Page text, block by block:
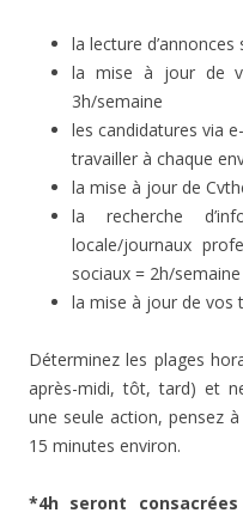
la lecture
la mise à jour de
3h/semaine
les candidatures via
travailler à chaque
la mise à jour de
la recherche
locale/journaux
sociaux = 2h/semaine
la mise à jour de vos
Déterminez les plages
après-midi, tôt, tard) et
une seule action, pensez
15 minutes environ.
*4h seront